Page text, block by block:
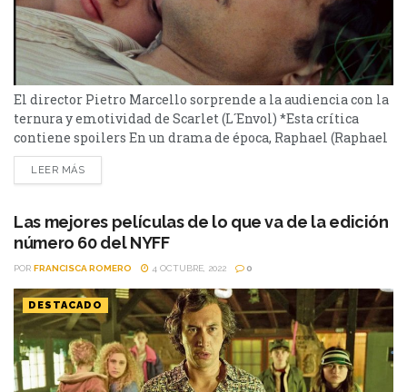
El director Pietro Marcello sorprende a la audiencia con la
ternura y emotividad de Scarlet (L´Envol) *Esta crítica
contiene spoilers En un drama de época, Raphael (Raphael
Thiéry) retorna a su pueblo luego de haber ido a la primera
guerra mundial. Todo ha cambiado a su regreso, su mujer ya
LEER MÁS
Las mejores películas de lo que va de la edición
número 60 del NYFF
POR FRANCISCA ROMERO 4 OCTUBRE, 2022 0
DESTACADO